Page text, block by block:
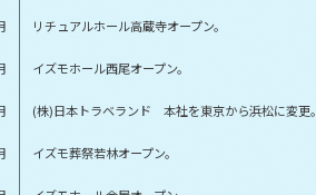
リチュアルホール高蔵寺オープン。
イズモホール西尾オープン。
(株)日本トラベランド 本社を東京から浜松に変更。
イズモ葬祭若林オープン。